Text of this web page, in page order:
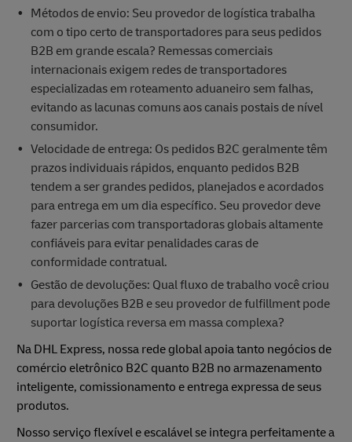
Métodos de envio: Seu provedor de logística trabalha
com o tipo certo de transportadores para seus pedidos
B2B em grande escala? Remessas comerciais
internacionais exigem redes de transportadores
especializadas em roteamento aduaneiro sem falhas,
evitando as lacunas comuns aos canais postais de nível
consumidor.
Velocidade de entrega: Os pedidos B2C geralmente têm
prazos individuais rápidos, enquanto pedidos B2B
tendem a ser grandes pedidos, planejados e acordados
para entrega em um dia específico. Seu provedor deve
fazer parcerias com transportadoras globais altamente
confiáveis para evitar penalidades caras de
conformidade contratual.
Gestão de devoluções: Qual fluxo de trabalho você criou
para devoluções B2B e seu provedor de fulfillment pode
suportar logística reversa em massa complexa?
Na DHL Express, nossa rede global apoia tanto negócios de
comércio eletrônico B2C quanto B2B no armazenamento
inteligente, comissionamento e entrega expressa de seus
produtos.
Nosso serviço flexível e escalável se integra perfeitamente a